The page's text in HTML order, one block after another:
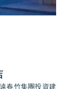
春竹集團投資建